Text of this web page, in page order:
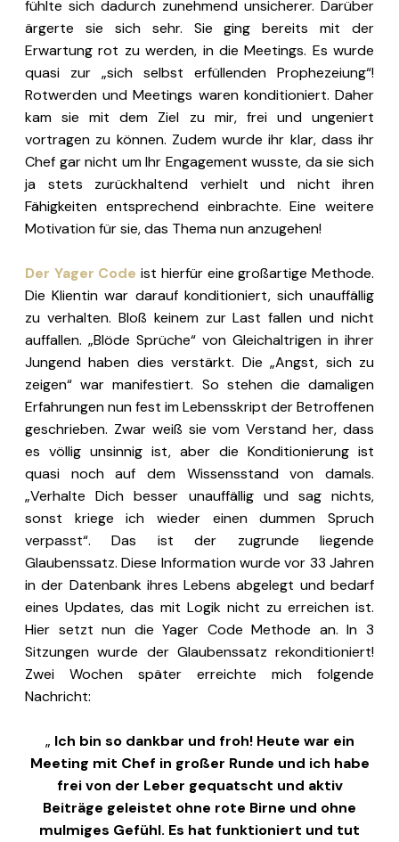
fühlte sich dadurch zunehmend unsicherer. Darüber
ärgerte sie sich sehr. Sie ging bereits mit der
Erwartung rot zu werden, in die Meetings. Es wurde
quasi zur „sich selbst erfüllenden Prophezeiung“!
Rotwerden und Meetings waren konditioniert. Daher
kam sie mit dem Ziel zu mir, frei und ungeniert
vortragen zu können. Zudem wurde ihr klar, dass ihr
Chef gar nicht um Ihr Engagement wusste, da sie sich
ja stets zurückhaltend verhielt und nicht ihren
Fähigkeiten entsprechend einbrachte. Eine weitere
Motivation für sie, das Thema nun anzugehen!
Der Yager Code ist hierfür eine großartige Methode.
Die Klientin war darauf konditioniert, sich unauffällig
zu verhalten. Bloß keinem zur Last fallen und nicht
auffallen. „Blöde Sprüche“ von Gleichaltrigen in ihrer
Jungend haben dies verstärkt. Die „Angst, sich zu
zeigen“ war manifestiert. So stehen die damaligen
Erfahrungen nun fest im Lebensskript der Betroffenen
geschrieben. Zwar weiß sie vom Verstand her, dass
es völlig unsinnig ist, aber die Konditionierung ist
quasi noch auf dem Wissensstand von damals.
„Verhalte Dich besser unauffällig und sag nichts,
sonst kriege ich wieder einen dummen Spruch
verpasst“. Das ist der zugrunde liegende
Glaubenssatz. Diese Information wurde vor 33 Jahren
in der Datenbank ihres Lebens abgelegt und bedarf
eines Updates, das mit Logik nicht zu erreichen ist.
Hier setzt nun die Yager Code Methode an. In 3
Sitzungen wurde der Glaubenssatz rekonditioniert!
Zwei Wochen später erreichte mich folgende
Nachricht:
„ Ich bin so dankbar und froh! Heute war ein
Meeting mit Chef in großer Runde und ich habe
frei von der Leber gequatscht und aktiv
Beiträge geleistet ohne rote Birne und ohne
mulmiges Gefühl. Es hat funktioniert und tut